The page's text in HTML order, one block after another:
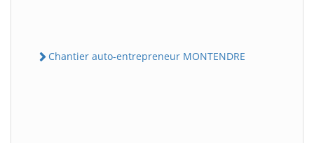
Chantier auto-entrepreneur MONTENDRE